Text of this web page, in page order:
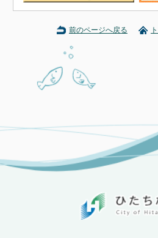
前のページへ戻る